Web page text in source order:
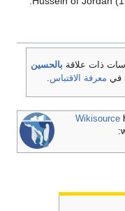
ذات علاقة بالحسين
في معرفة الاقتباس
Wikisource